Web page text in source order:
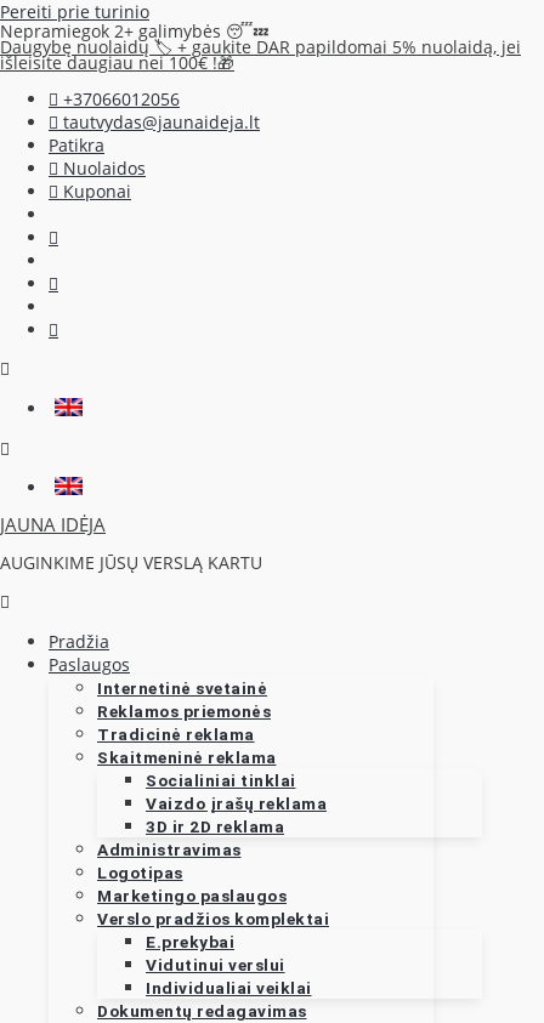
Pereiti prie turinio
Nepramiegok 2+ galimybės 😴💤
Daugybę nuolaidų 🏷️ + gaukite DAR papildomai 5% nuolaidą, jei
išleisite daugiau nei 100€ !🎁
+37066012056
tautvydas@jaunaideja.lt
Patikra
Nuolaidos
Kuponai
JAUNA IDĖJA
AUGINKIME JŪSŲ VERSLĄ KARTU
Pradžia
Paslaugos
Internetinė svetainė
Reklamos priemonės
Tradicinė reklama
Skaitmeninė reklama
Socialiniai tinklai
Vaizdo įrašų reklama
3D ir 2D reklama
Administravimas
Logotipas
Marketingo paslaugos
Verslo pradžios komplektai
E.prekybai
Vidutinui verslui
Individualiai veiklai
Dokumentų redagavimas